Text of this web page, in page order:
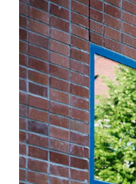
KONSERTER
Gjennomføre
Plakat, program og
Offentlige konserter
Interne konserter
Låne utstyr